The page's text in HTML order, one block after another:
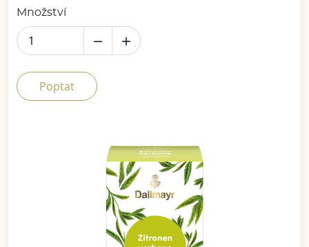
Množství
Poptat